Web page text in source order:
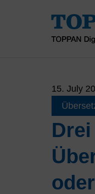
15. July